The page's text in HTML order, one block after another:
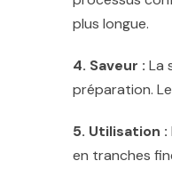
plus longue.
4. Saveur : La
préparation.
5. Utilisation :
en tranches